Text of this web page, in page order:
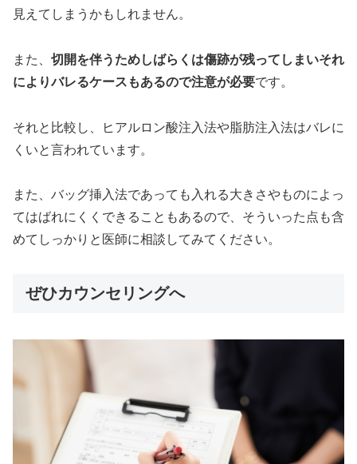
見えてしまうかもしれません。
また、 切開を伴うためしばらくは傷跡が残ってしまいそれ
によりバレるケースもあるので注意が必要です。
それと比較し、ヒアルロン酸注入法や脂肪注入法はバレに
くいと言われています。
また、バッグ挿入法であっても入れる大きさやものによっ
てはばれにくくできることもあるので、そういった点も含
めてしっかりと医師に相談してみてください。
ぜひカウンセリングへ